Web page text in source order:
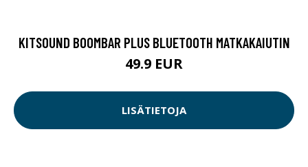
KITSOUND BOOMBAR PLUS BLUETOOTH MATKAKAIUTIN
49.9 EUR
LISÄTIETOJA